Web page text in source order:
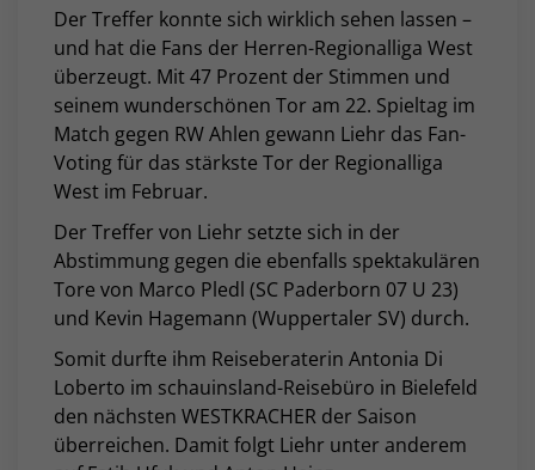
Der Treffer konnte sich wirklich sehen lassen –
und hat die Fans der Herren-Regionalliga West
überzeugt. Mit 47 Prozent der Stimmen und
seinem wunderschönen Tor am 22. Spieltag im
Match gegen RW Ahlen gewann Liehr das Fan-
Voting für das stärkste Tor der Regionalliga
West im Februar.
Der Treffer von Liehr setzte sich in der
Abstimmung gegen die ebenfalls spektakulären
Tore von Marco Pledl (SC Paderborn 07 U 23)
und Kevin Hagemann (Wuppertaler SV) durch.
Somit durfte ihm Reiseberaterin Antonia Di
Loberto im schauinsland-Reisebüro in Bielefeld
den nächsten WESTKRACHER der Saison
überreichen. Damit folgt Liehr unter anderem